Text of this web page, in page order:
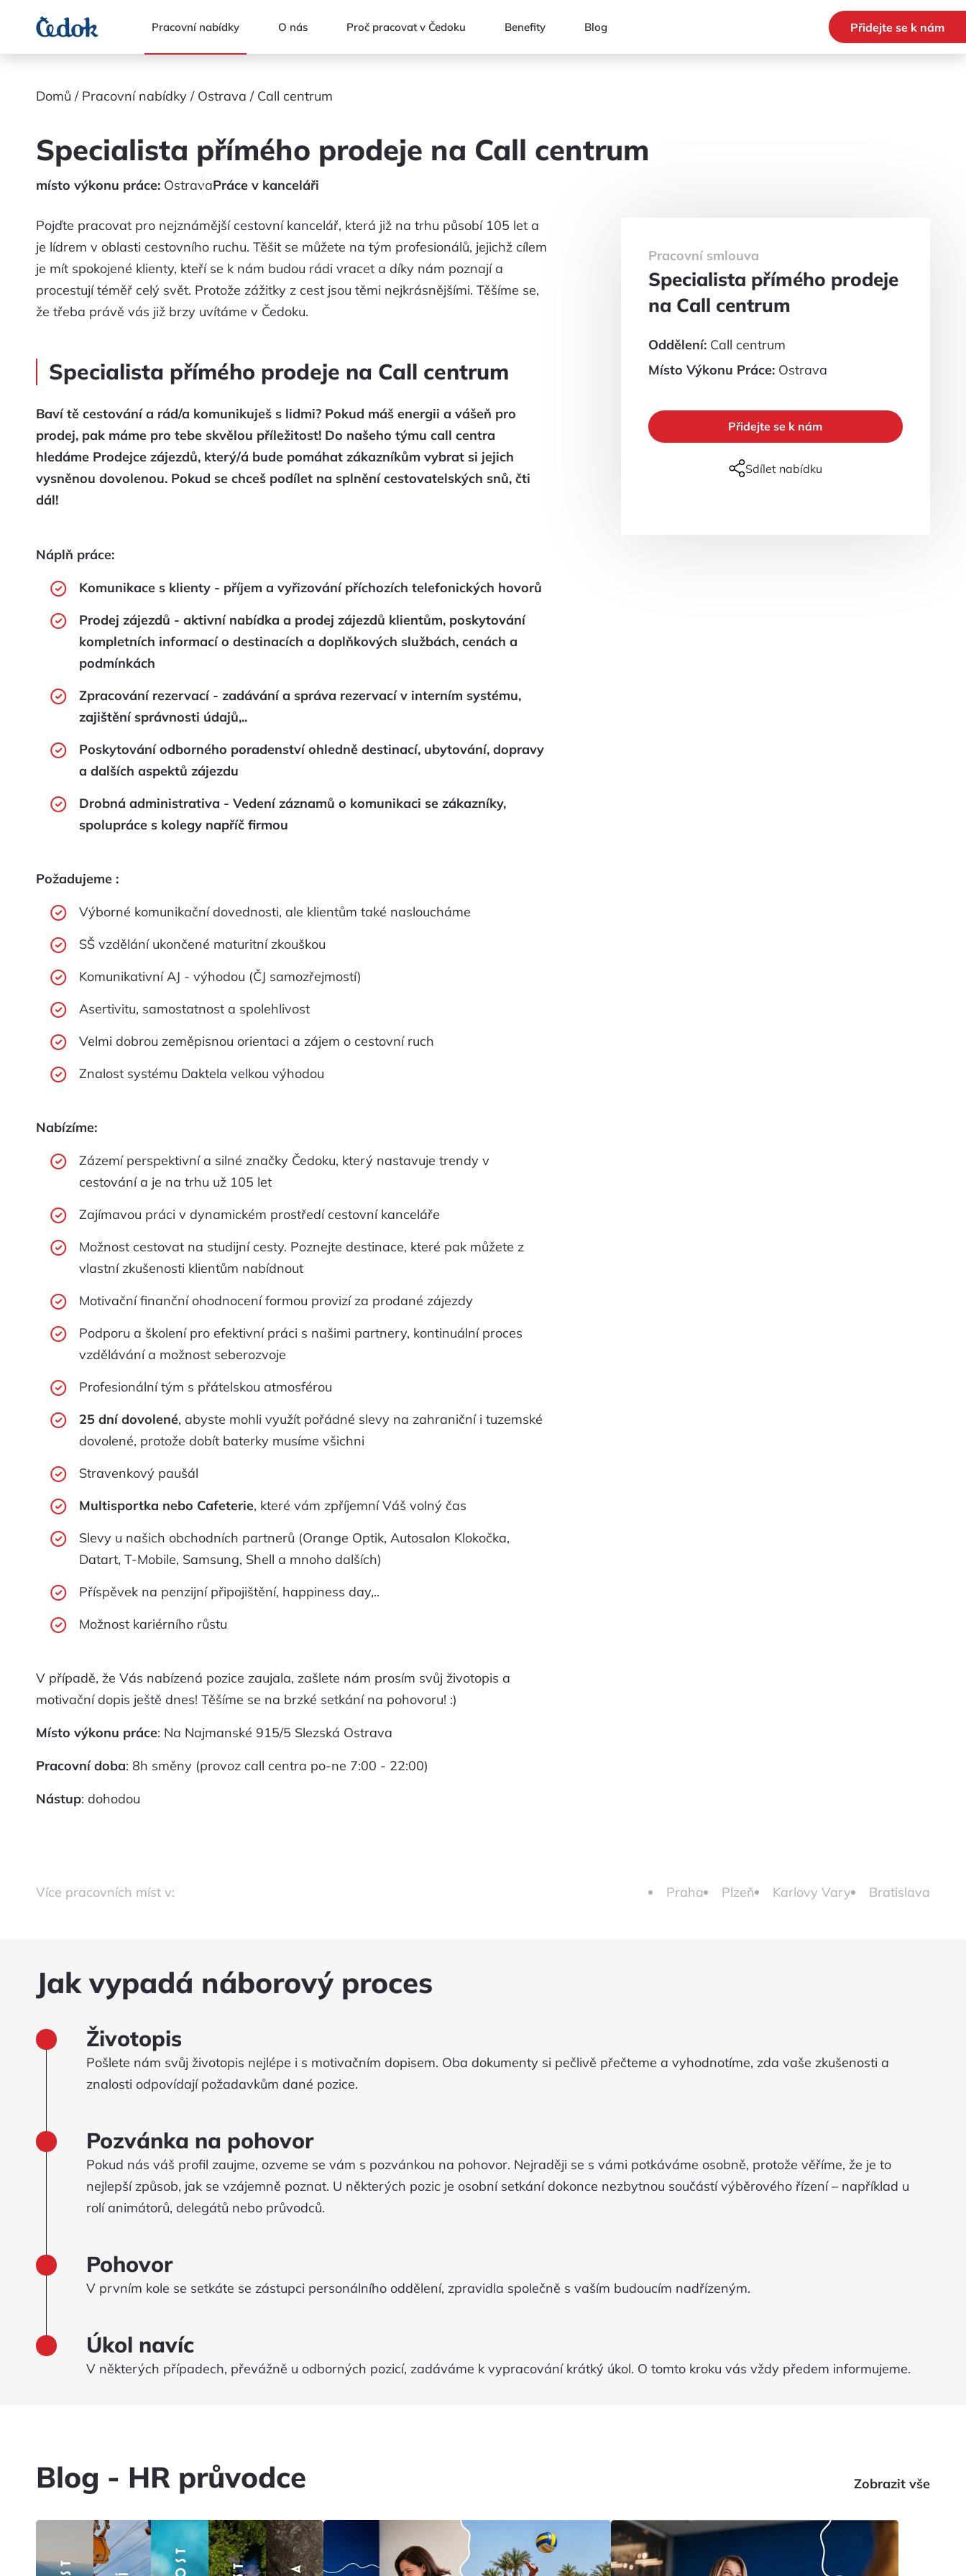
Pracovní nabídky O nás Proč pracovat v Čedoku Benefity Blog Přidejte se k nám
Domů Pracovní nabídky Ostrava Call centrum
Specialista přímého prodeje na Call centrum
místo výkonu práce: OstravaPráce v kanceláři
Pojďte pracovat pro nejznámější cestovní kancelář, která již na trhu působí 105 let a
je lídrem v oblasti cestovního ruchu. Těšit se můžete na tým profesionálů, jejichž cílem
je mít spokojené klienty, kteří se k nám budou rádi vracet a díky nám poznají a
procestují téměř celý svět. Protože zážitky z cest jsou těmi nejkrásnějšími. Těšíme se,
že třeba právě vás již brzy uvítáme v Čedoku.
Specialista přímého prodeje na Call centrum
Baví tě cestování a rád/a komunikuješ s lidmi? Pokud máš energii a vášeň pro
prodej, pak máme pro tebe skvělou příležitost! Do našeho týmu call centra
hledáme Prodejce zájezdů, který/á bude pomáhat zákazníkům vybrat si jejich
vysněnou dovolenou. Pokud se chceš podílet na splnění cestovatelských snů, čti
dál!
Náplň práce:
Komunikace s klienty - příjem a vyřizování příchozích telefonických hovorů
Prodej zájezdů - aktivní nabídka a prodej zájezdů klientům, poskytování
kompletních informací o destinacích a doplňkových službách, cenách a
podmínkách
Zpracování rezervací - zadávání a správa rezervací v interním systému,
zajištění správnosti údajů,..
Poskytování odborného poradenství ohledně destinací, ubytování, dopravy
a dalších aspektů zájezdu
Drobná administrativa - Vedení záznamů o komunikaci se zákazníky,
spolupráce s kolegy napříč firmou
Požadujeme :
Výborné komunikační dovednosti, ale klientům také nasloucháme
SŠ vzdělání ukončené maturitní zkouškou
Komunikativní AJ - výhodou (ČJ samozřejmostí)
Asertivitu, samostatnost a spolehlivost
Velmi dobrou zeměpisnou orientaci a zájem o cestovní ruch
Znalost systému Daktela velkou výhodou
Nabízíme:
Zázemí perspektivní a silné značky Čedoku, který nastavuje trendy v
cestování a je na trhu už 105 let
Zajímavou práci v dynamickém prostředí cestovní kanceláře
Možnost cestovat na studijní cesty. Poznejte destinace, které pak můžete z
vlastní zkušenosti klientům nabídnout
Motivační finanční ohodnocení formou provizí za prodané zájezdy
Podporu a školení pro efektivní práci s našimi partnery, kontinuální proces
vzdělávání a možnost seberozvoje
Profesionální tým s přátelskou atmosférou
25 dní dovolené, abyste mohli využít pořádné slevy na zahraniční i tuzemské
dovolené, protože dobít baterky musíme všichni
Stravenkový paušál
Multisportka nebo Cafeterie, které vám zpříjemní Váš volný čas
Slevy u našich obchodních partnerů (Orange Optik, Autosalon Klokočka,
Datart, T-Mobile, Samsung, Shell a mnoho dalších)
Příspěvek na penzijní připojištění, happiness day,..
Možnost kariérního růstu
V případě, že Vás nabízená pozice zaujala, zašlete nám prosím svůj životopis a
motivační dopis ještě dnes! Těšíme se na brzké setkání na pohovoru! :)
Místo výkonu práce: Na Najmanské 915/5 Slezská Ostrava
Pracovní doba: 8h směny (provoz call centra po-ne 7:00 - 22:00)
Nástup: dohodou
Pracovní smlouva
Specialista přímého prodeje
na Call centrum
Oddělení: Call centrum
Místo Výkonu Práce: Ostrava
Přidejte se k nám
Sdílet nabídku
Více pracovních míst v: Praha Plzeň Karlovy Vary Bratislava
Jak vypadá náborový proces
Životopis
Pošlete nám svůj životopis nejlépe i s motivačním dopisem. Oba dokumenty si pečlivě přečteme a vyhodnotíme, zda vaše zkušenosti a
znalosti odpovídají požadavkům dané pozice.
Pozvánka na pohovor
Pokud nás váš profil zaujme, ozveme se vám s pozvánkou na pohovor. Nejraději se s vámi potkáváme osobně, protože věříme, že je to
nejlepší způsob, jak se vzájemně poznat. U některých pozic je osobní setkání dokonce nezbytnou součástí výběrového řízení – například u
rolí animátorů, delegátů nebo průvodců.
Pohovor
V prvním kole se setkáte se zástupci personálního oddělení, zpravidla společně s vaším budoucím nadřízeným.
Úkol navíc
V některých případech, převážně u odborných pozicí, zadáváme k vypracování krátký úkol. O tomto kroku vás vždy předem informujeme.
Blog - HR průvodce Zobrazit vše